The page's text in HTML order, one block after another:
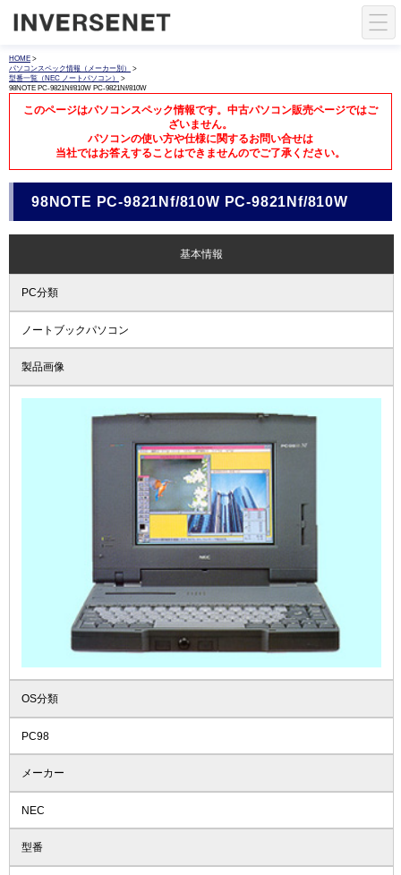
HOME >
パソコンスペック情報（メーカー別）
>
型番一覧（NEC ノートパソコン）
>
98NOTE PC-9821Nf/810W PC-9821Nf/810W
このページはパソコンスペック情報です。中古パソコン販売ページではご
ざいません。
パソコンの使い方や仕様に関するお問い合せは
当社ではお答えすることはできませんのでご了承ください。
98NOTE PC-9821Nf/810W PC-9821Nf/810W
基本情報
PC分類
ノートブックパソコン
製品画像
OS分類
PC98
メーカー
NEC
型番